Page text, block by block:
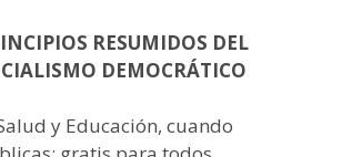
RESUMIDOS DEL
DEMOCRÁTICO
y Educación, cuando